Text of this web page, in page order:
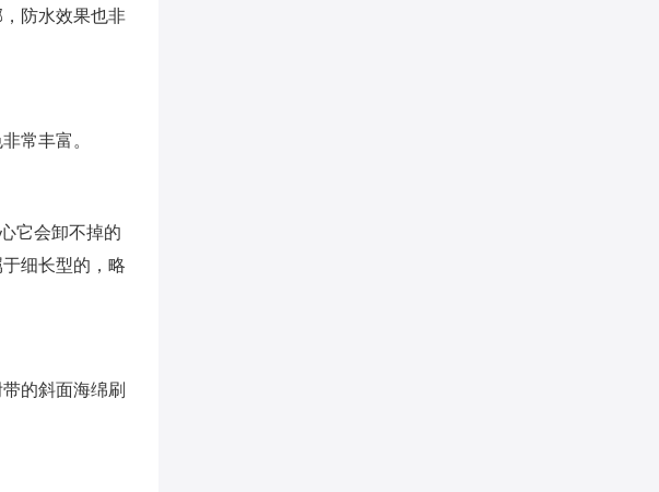
防水效果也非
常丰富。
它会卸不掉的
细长型的，略
的斜面海绵刷